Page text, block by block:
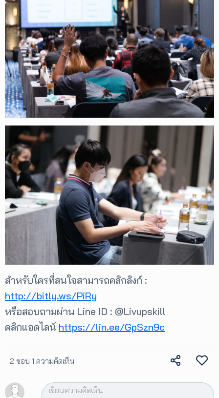
สำหรับใครที่สนใจสามารถคลิกลิงก์ :
http://bitly.ws/PiRy
หรือสอบถามผ่าน Line ID : @Livupskill
คลิกแอดไลน์ https://lin.ee/GpSzn9c
2 ชอบ 1 ความคิดเห็น